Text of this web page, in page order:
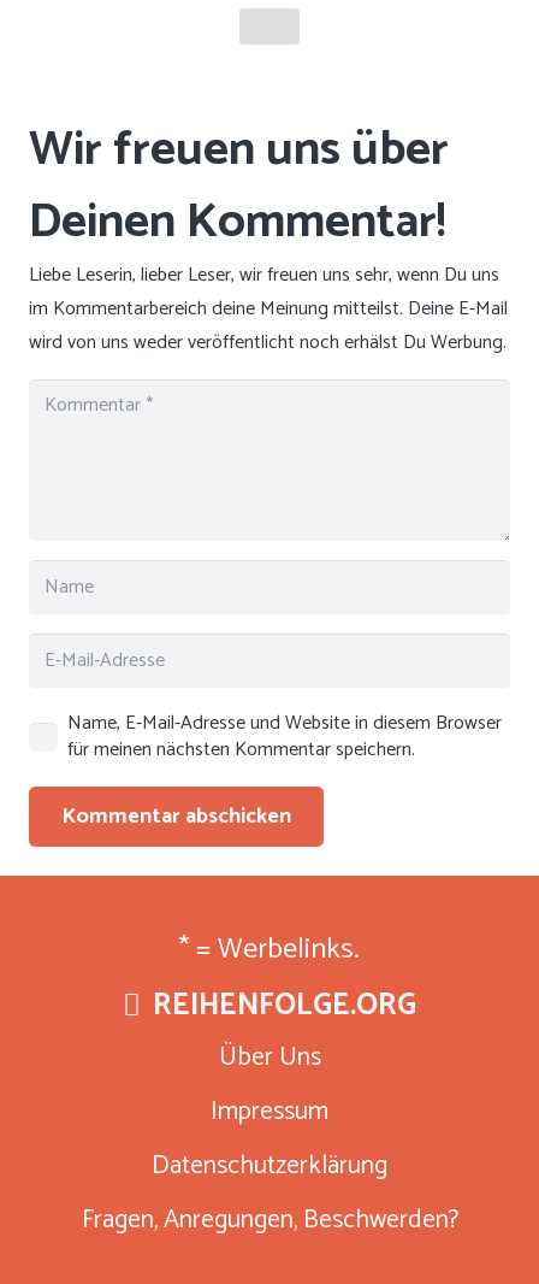
Liebe Leserin, lieber Leser, wir freuen uns sehr, wenn Du uns
im Kommentarbereich deine Meinung mitteilst. Deine E-Mail
wird von uns weder veröffentlicht noch erhälst Du Werbung.
Name, E-Mail-Adresse und Website in diesem Browser
für meinen nächsten Kommentar speichern.
Kommentar abschicken
* = Werbelinks.
REIHENFOLGE.ORG
Über Uns
Impressum
Datenschutzerklärung
Fragen, Anregungen, Beschwerden?